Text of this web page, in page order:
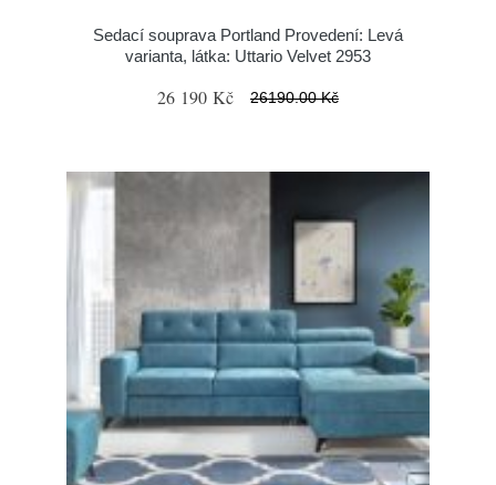
Sedací souprava Portland Provedení: Levá
varianta, látka: Uttario Velvet 2953
26 190 Kč 26190.00 Kč